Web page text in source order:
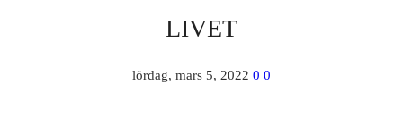
LIVET
lördag, mars 5, 2022 0 0